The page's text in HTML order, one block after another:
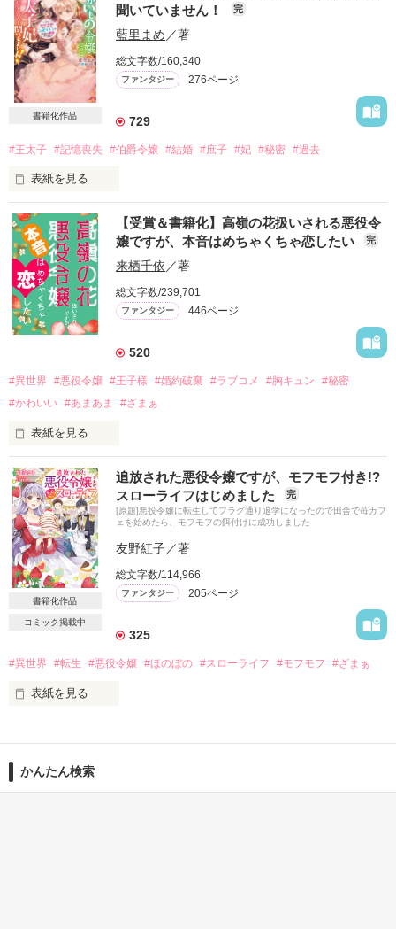
書籍化作品
聞いていません！
完
藍里まめ ／著
総文字数/160,340
ファンタジー 276ページ
729
#王太子 #記憶喪失 #伯爵令嬢 #結婚 #庶子 #妃 #秘密 #過去
表紙を見る
にわか伯爵令嬢のパトリシアは強欲な父からの命令に驚愕し
た。
「深窓の令嬢という噂が殿下のお耳にも届いているだろう。お
膳立てはした。後はお前次第。頑張りなさい」
（まさか、私に王太子妃になれというの!?）
母の治療費と引き換えに政略結婚させるとは聞かされていた
（無理よ。村娘として生まれて、貴族になったのはたった一年
の前に立つ。
「パトリシア嬢、私と踊っていただけますか？」
「申し訳ございません。私はダンスが苦手なので王太子殿下の
おみ足を――」
「君は『はい』としか答えてはならない。決定権は俺にある。
わかったな」
誰も愛さないと誓いを立てている王太子と、頑張り屋のにわか
作品を読む
【受賞＆書籍化】高嶺の花扱いされる悪役令
嬢ですが、本音はめちゃくちゃ恋したい
完
来栖千依／著
総文字数/239,701
ファンタジー 446ページ
520
#異世界 #悪役令嬢 #王子様 #婚約破棄 #ラブコメ #胸キュン
#秘密
#かわいい #あまあま #ざまぁ
表紙を見る
＃第10回ネット小説大賞で小説賞を受賞しました。
マッグガーデン様より書籍化されます。刊行時期などは続報
をお待ちください。
＃婚約破棄された悪役令嬢ですが
＃理想と正反対の悪辣王子に求婚されました
「――俺の花嫁になってほしい」
貴族学園の卒業パーティーで、第一王子アルフレッドから婚約
高貴な言動と華やかな美貌から『高嶺の花』と呼ばれる彼女
は、本当はかわいいもの好き。
二人の間を祝福して会場をあとにしたマリアは、誰にも見つか
書籍化作品
コミック掲載中
追放された悪役令嬢ですが、モフモフ付き!?
スローライフはじめました
完
[原題]悪役令嬢に転生してフラグ通り退学になったので田舎で苺カフ
ェを始めたら、モフモフの餌付けに成功しました
友野紅子／著
総文字数/114,966
ファンタジー 205ページ
325
#異世界 #転生 #悪役令嬢 #ほのぼの #スローライフ #モフモフ #ざまぁ
表紙を見る
ゲームの悪役令嬢に転生した愛莉（前世）ことアイリーン（今
彼女はゲームの腹黒ヒロイン・リリアーナによって陥れられ、
学園を追放されてしまう
かんたん検索